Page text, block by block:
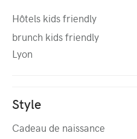
Hôtels kids friendly
brunch kids friendly
Lyon
Style
Cadeau de naissance